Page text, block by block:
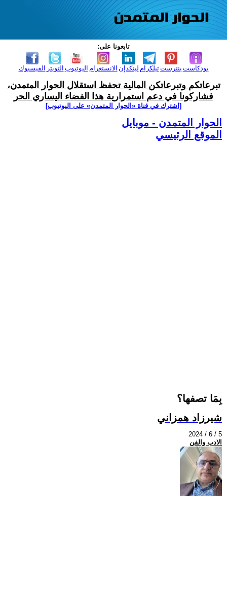
تابعونا على:
الفيسبوك التويتر اليوتيوب الانستغرام لينكدإن تيلكرامبنترست بودكاست
تبرعاتكم وتبرعاتكن المالية تحفظ استقلال الحوار المتمدن،
فشاركونا في دعم استمرارية هذا الفضاء اليساري الحر
[اشترك في قناة ‫«الحوار المتمدن» على اليوتيوب]
الحوار المتمدن - موبايل
الموقع الرئيسي
بِمَا تصفها؟
شيرزاد همزاني
2024 / 6 / 5
الادب والفن